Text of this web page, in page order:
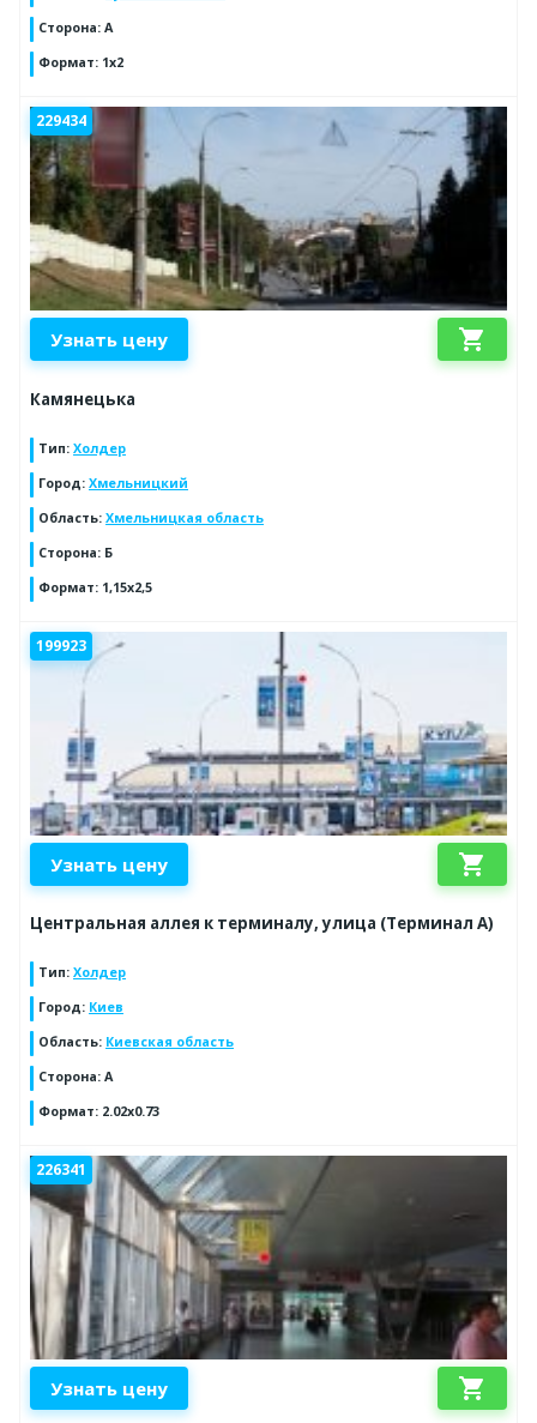
Сторона: А
Формат: 1x2
229434
Узнать цену shopping_cart
Камянецька
Тип: Холдер
Город: Хмельницкий
Область: Хмельницкая область
Сторона: Б
Формат: 1,15х2,5
199923
Узнать цену shopping_cart
Центральная аллея к терминалу, улица (Терминал А)
Тип: Холдер
Город: Киев
Область: Киевская область
Сторона: A
Формат: 2.02x0.73
226341
Узнать цену shopping_cart